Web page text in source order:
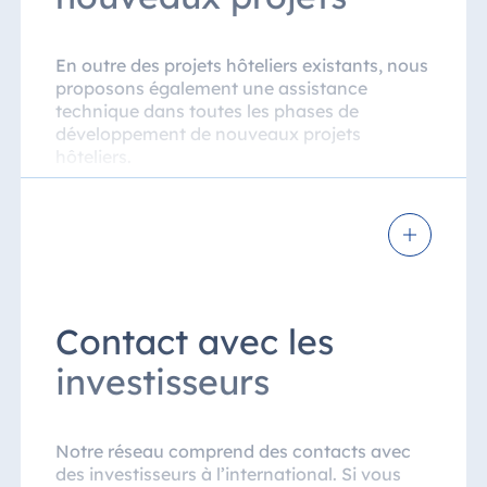
domaines de l’exploitation, du marketing et
pour le personnel professionnel.
En outre des projets hôteliers existants, nous
proposons également une assistance
technique dans toutes les phases de
développement de nouveaux projets
hôteliers.
Pré-ouverture
Ouverture sous contrat de management
Une fois la phase d’exploitation entamée,
Contact avec les
investisseurs
Notre réseau comprend des contacts avec
des investisseurs à l’international. Si vous